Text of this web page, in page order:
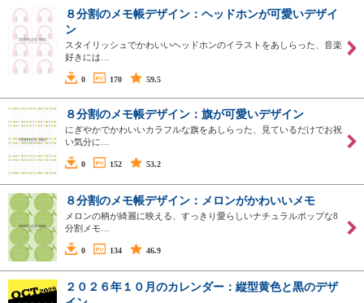
８分割のメモ帳デザイン：ヘッドホンが可愛いデザイ
ン
スタイリッシュでかわいいヘッドホンのイラストをあしらった、音楽
好きには…
0 170 59.5
８分割のメモ帳デザイン：旗が可愛いデザイン
にぎやかでかわいいカラフルな旗をあしらった、見ているだけでお祝
い気分に…
0 152 53.2
８分割のメモ帳デザイン：メロンがかわいいメモ
メロンの柄が綺麗に映える、すっきり愛らしいナチュラルポップな8
分割メモ…
0 134 46.9
２０２６年１０月のカレンダー：縦型黄色と黒のデザ